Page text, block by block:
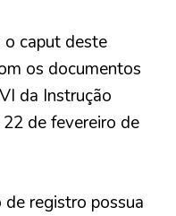
o caput deste
os documentos
da Instrução
de fevereiro de
registro possua